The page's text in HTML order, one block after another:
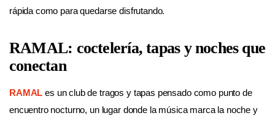
rápida como para quedarse disfrutando.
RAMAL: coctelería, tapas y noches que
conectan
RAMAL es un club de tragos y tapas pensado como punto de
encuentro nocturno, un lugar donde la música marca la noche y